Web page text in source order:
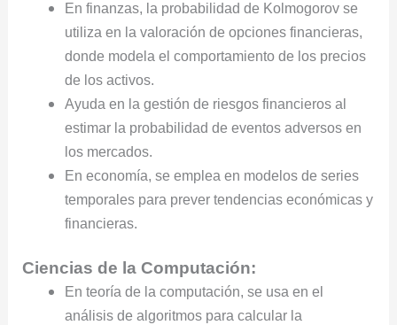
En finanzas, la probabilidad de Kolmogorov se
utiliza en la valoración de opciones financieras,
donde modela el comportamiento de los precios
de los activos.
Ayuda en la gestión de riesgos financieros al
estimar la probabilidad de eventos adversos en
los mercados.
En economía, se emplea en modelos de series
temporales para prever tendencias económicas y
financieras.
Ciencias de la Computación:
En teoría de la computación, se usa en el
análisis de algoritmos para calcular la